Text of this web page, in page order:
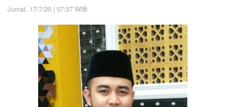
Jumat, 17/7/20 | 07:37 WIB